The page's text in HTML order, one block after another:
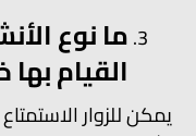
ما نوع
القيام
يمكن للزوار